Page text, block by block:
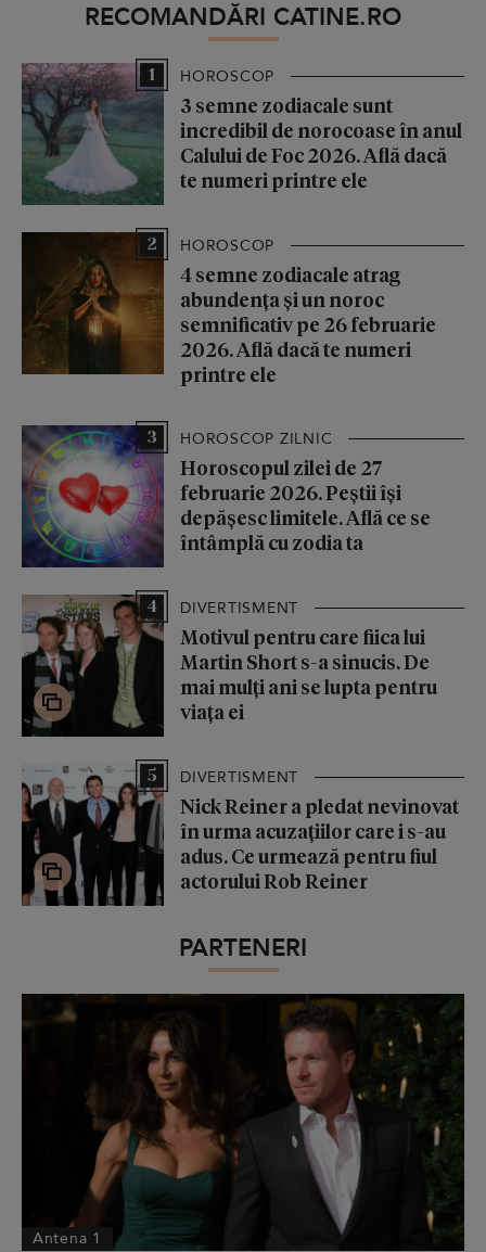
RECOMANDĂRI CATINE.RO
1 HOROSCOP
3 semne zodiacale sunt
incredibil de norocoase în anul
Calului de Foc 2026. Află dacă
te numeri printre ele
2 HOROSCOP
4 semne zodiacale atrag
abundența și un noroc
semnificativ pe 26 februarie
2026. Află dacă te numeri
printre ele
3 HOROSCOP ZILNIC
Horoscopul zilei de 27
februarie 2026. Peștii își
depășesc limitele. Află ce se
întâmplă cu zodia ta
4 DIVERTISMENT
Motivul pentru care fiica lui
Martin Short s-a sinucis. De
mai mulți ani se lupta pentru
viața ei
5 DIVERTISMENT
Nick Reiner a pledat nevinovat
în urma acuzațiilor care i s-au
adus. Ce urmează pentru fiul
actorului Rob Reiner
PARTENERI
Antena 1